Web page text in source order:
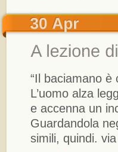
“Il baciamano
L’uomo alza
e accenna un
Guardandola
simili, quindi. via